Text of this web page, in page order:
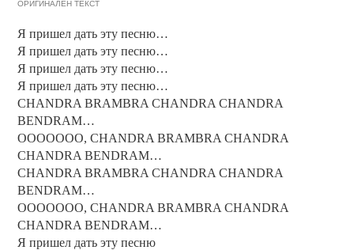
ОРИГИНАЛЕН ТЕКСТ
Я пришел дать эту песню…
Я пришел дать эту песню…
Я пришел дать эту песню…
Я пришел дать эту песню…
CHANDRA BRAMBRA CHANDRA CHANDRA
BENDRAM…
OOOOOOO, CHANDRA BRAMBRA CHANDRA
CHANDRA BENDRAM…
CHANDRA BRAMBRA CHANDRA CHANDRA
BENDRAM…
OOOOOOO, CHANDRA BRAMBRA CHANDRA
CHANDRA BENDRAM…
Я пришел дать эту песню